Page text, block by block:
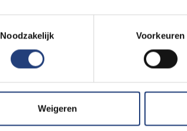
Noodzakelijk
Voorkeuren
Weigeren